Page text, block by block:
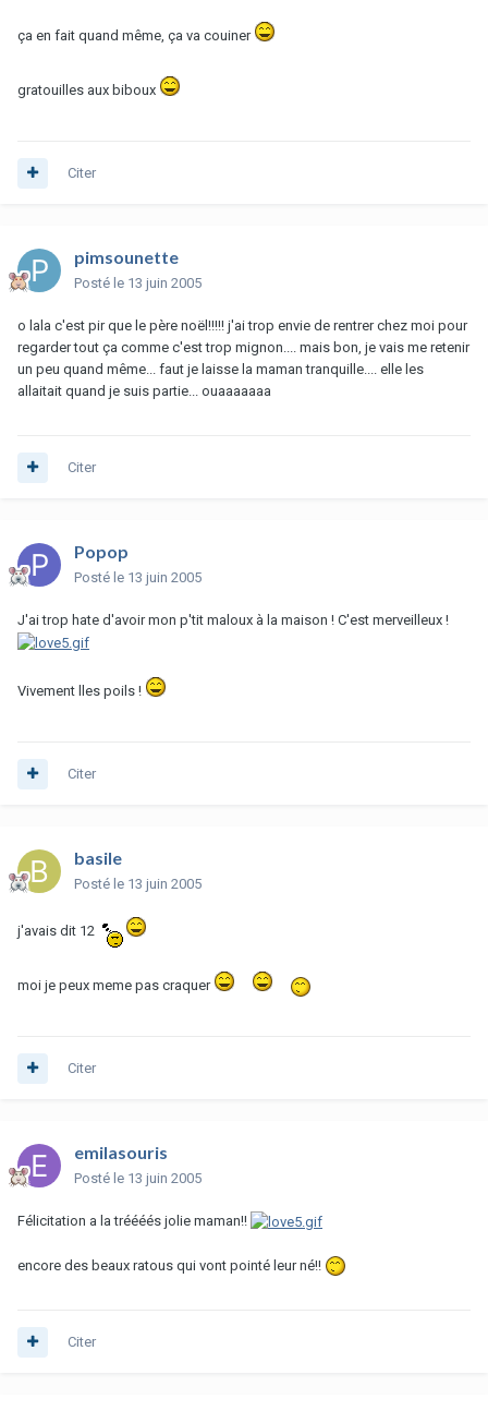
ça en fait quand même, ça va couiner
gratouilles aux biboux
Citer
pimsounette
Posté le 13 juin 2005
o lala c'est pir que le père noël!!!!! j'ai trop envie de rentrer chez moi pour
regarder tout ça comme c'est trop mignon.... mais bon, je vais me retenir
un peu quand même... faut je laisse la maman tranquille.... elle les
allaitait quand je suis partie... ouaaaaaaa
Citer
Popop
Posté le 13 juin 2005
J'ai trop hate d'avoir mon p'tit maloux à la maison ! C'est merveilleux !
Vivement lles poils !
Citer
basile
Posté le 13 juin 2005
j'avais dit 12
moi je peux meme pas craquer
Citer
emilasouris
Posté le 13 juin 2005
Félicitation a la tréééés jolie maman!!
encore des beaux ratous qui vont pointé leur né!!
Citer